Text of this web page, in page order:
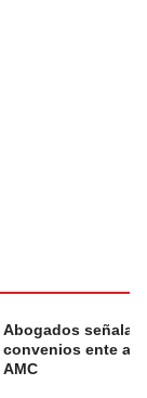
Abogados
convenios ente
AMC